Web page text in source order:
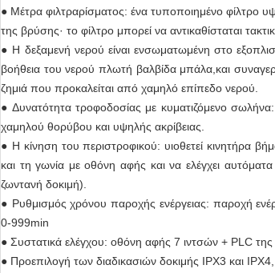
● Μέτρα φιλτραρίσματος: ένα τυποποιημένο φίλτρο
της βρύσης· το φίλτρο μπορεί να αντικαθίσταται
● Η δεξαμενή νερού είναι ενσωματωμένη στο
βοήθεια του νερού πλωτή βαλβίδα μπάλα,και
ζημιά που προκαλείται από χαμηλό επίπεδο νερού.
● Δυνατότητα τροφοδοσίας με κυματιζόμενο
χαμηλού θορύβου και υψηλής ακρίβειας.
● Η κίνηση του περιστροφικού: υιοθετεί κινητήρα
και τη γωνία με οθόνη αφής και να ελέγχει
ζωντανή δοκιμή).
● Ρυθμισμός χρόνου παροχής ενέργειας: παροχή
0-999min
● Συστατικά ελέγχου: οθόνη αφής 7 ιντσών + PLC
● Προεπιλογή των διαδικασιών δοκιμής IPX3 και